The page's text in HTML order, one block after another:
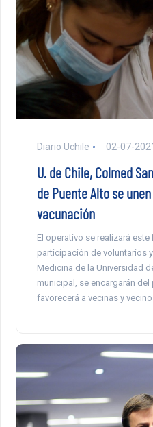
Diario Uchile 02-07-2021
U. de Chile, Colmed
de Puente Alto se
vacunación
El operativo se realizará
participación de voluntarios
Medicina de la Universidad
municipal, se encargarán
favorecerá a vecinas y